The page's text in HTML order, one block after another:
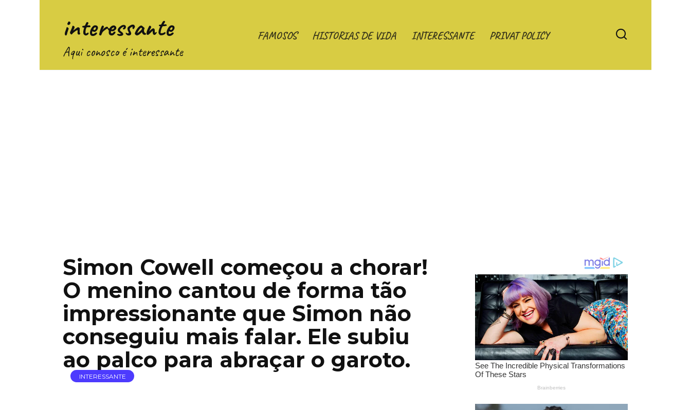
interessante
Aqui conosco é interessante
FAMOSOS HISTORIAS DE VIDA INTERESSANTE PRIVAT POLICY
Simon Cowell começou a chorar!
O menino cantou de forma tão
impressionante que Simon não
conseguiu mais falar. Ele subiu
ao palco para abraçar o garoto.
INTERESSANTE